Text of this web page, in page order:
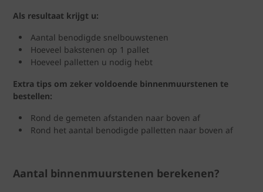
Als resultaat krijgt u:
Aantal benodigde snelbouwstenen
Hoeveel bakstenen op 1 pallet
Hoeveel palletten u nodig hebt
Extra tips om zeker voldoende binnenmuurstenen te
bestellen:
Rond de gemeten afstanden naar boven af
Rond het aantal benodigde palletten naar boven af
Aantal binnenmuurstenen berekenen?